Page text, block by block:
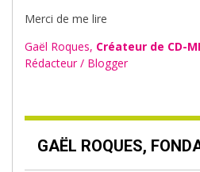
Merci de me lire
Gaël Roques, Créateur de CD-
Rédacteur / Blogger
GAËL ROQUES,